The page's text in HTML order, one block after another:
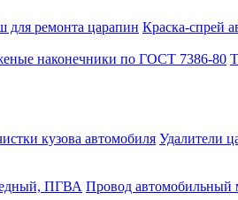
для ремонта царапин Краска-спрей
наконечники по ГОСТ 7386-80
кузова автомобиля Удалители
ПГВА Провод